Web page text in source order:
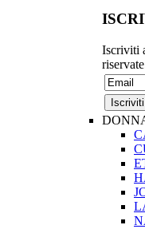
Iscriviti